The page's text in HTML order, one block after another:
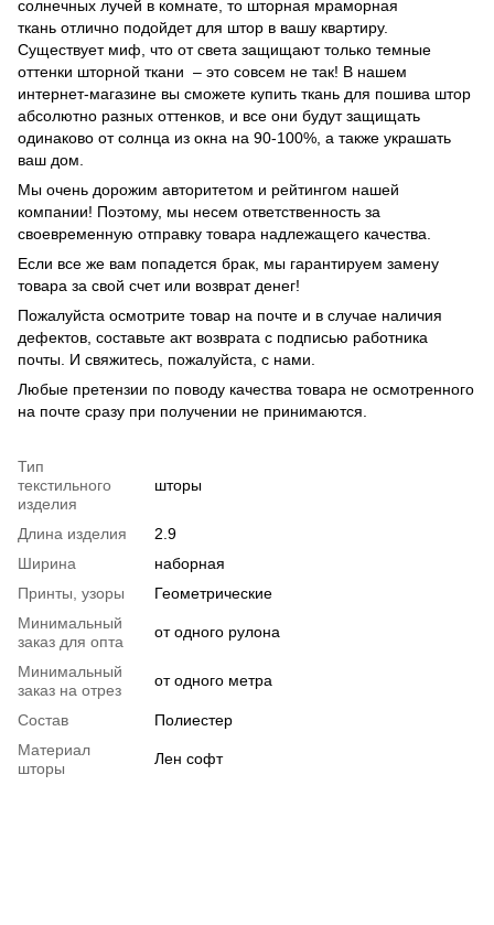
солнечных лучей в комнате, то шторная мраморная
ткань отлично подойдет для штор в вашу квартиру.
Существует миф, что от света защищают только темные
оттенки шторной ткани – это совсем не так! В нашем
интернет-магазине вы сможете купить ткань для пошива штор
абсолютно разных оттенков, и все они будут защищать
одинаково от солнца из окна на 90-100%, а также украшать
ваш дом.
Мы очень дорожим авторитетом и рейтингом нашей
компании! Поэтому, мы несем ответственность за
своевременную отправку товара надлежащего качества.
Если все же вам попадется брак, мы гарантируем замену
товара за свой счет или возврат денег!
Пожалуйста осмотрите товар на почте и в случае наличия
дефектов, составьте акт возврата с подписью работника
почты. И свяжитесь, пожалуйста, с нами.
Любые претензии по поводу качества товара не осмотренного
на почте сразу при получении не принимаются.
Тип
текстильного
изделия
шторы
Длина изделия
2.9
Ширина
наборная
Принты, узоры
Геометрические
Минимальный
заказ для опта
от одного рулона
Минимальный
заказ на отрез
от одного метра
Состав
Полиестер
Материал
шторы
Лен софт